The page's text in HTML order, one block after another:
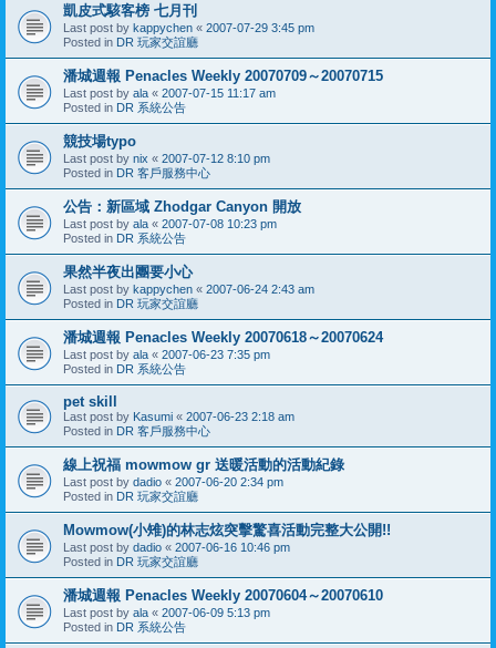
凱皮式駭客榜 七月刊
Last post by kappychen « 2007-07-29 3:45 pm
Posted in DR 玩家交誼廳
潘城週報 Penacles Weekly 20070709～20070715
Last post by ala « 2007-07-15 11:17 am
Posted in DR 系統公告
競技場typo
Last post by nix « 2007-07-12 8:10 pm
Posted in DR 客戶服務中心
公告：新區域 Zhodgar Canyon 開放
Last post by ala « 2007-07-08 10:23 pm
Posted in DR 系統公告
果然半夜出團要小心
Last post by kappychen « 2007-06-24 2:43 am
Posted in DR 玩家交誼廳
潘城週報 Penacles Weekly 20070618～20070624
Last post by ala « 2007-06-23 7:35 pm
Posted in DR 系統公告
pet skill
Last post by Kasumi « 2007-06-23 2:18 am
Posted in DR 客戶服務中心
線上祝福 mowmow gr 送暖活動的活動紀錄
Last post by dadio « 2007-06-20 2:34 pm
Posted in DR 玩家交誼廳
Mowmow(小雉)的林志炫突擊驚喜活動完整大公開!!
Last post by dadio « 2007-06-16 10:46 pm
Posted in DR 玩家交誼廳
潘城週報 Penacles Weekly 20070604～20070610
Last post by ala « 2007-06-09 5:13 pm
Posted in DR 系統公告